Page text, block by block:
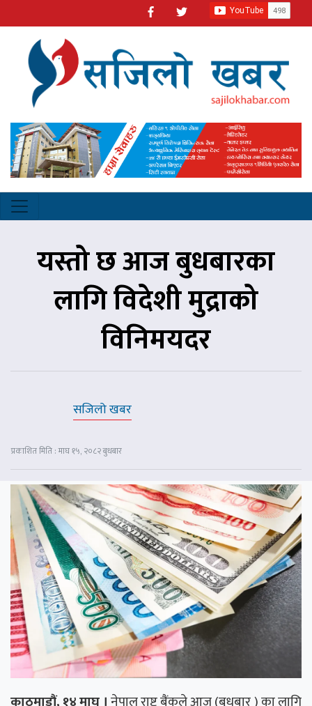
यस्तो छ आज बुधबारका
लागि विदेशी मुद्राको
विनिमयदर
सजिलो खबर
प्रकाशित मिति : माघ १५, २०८२ बुधबार